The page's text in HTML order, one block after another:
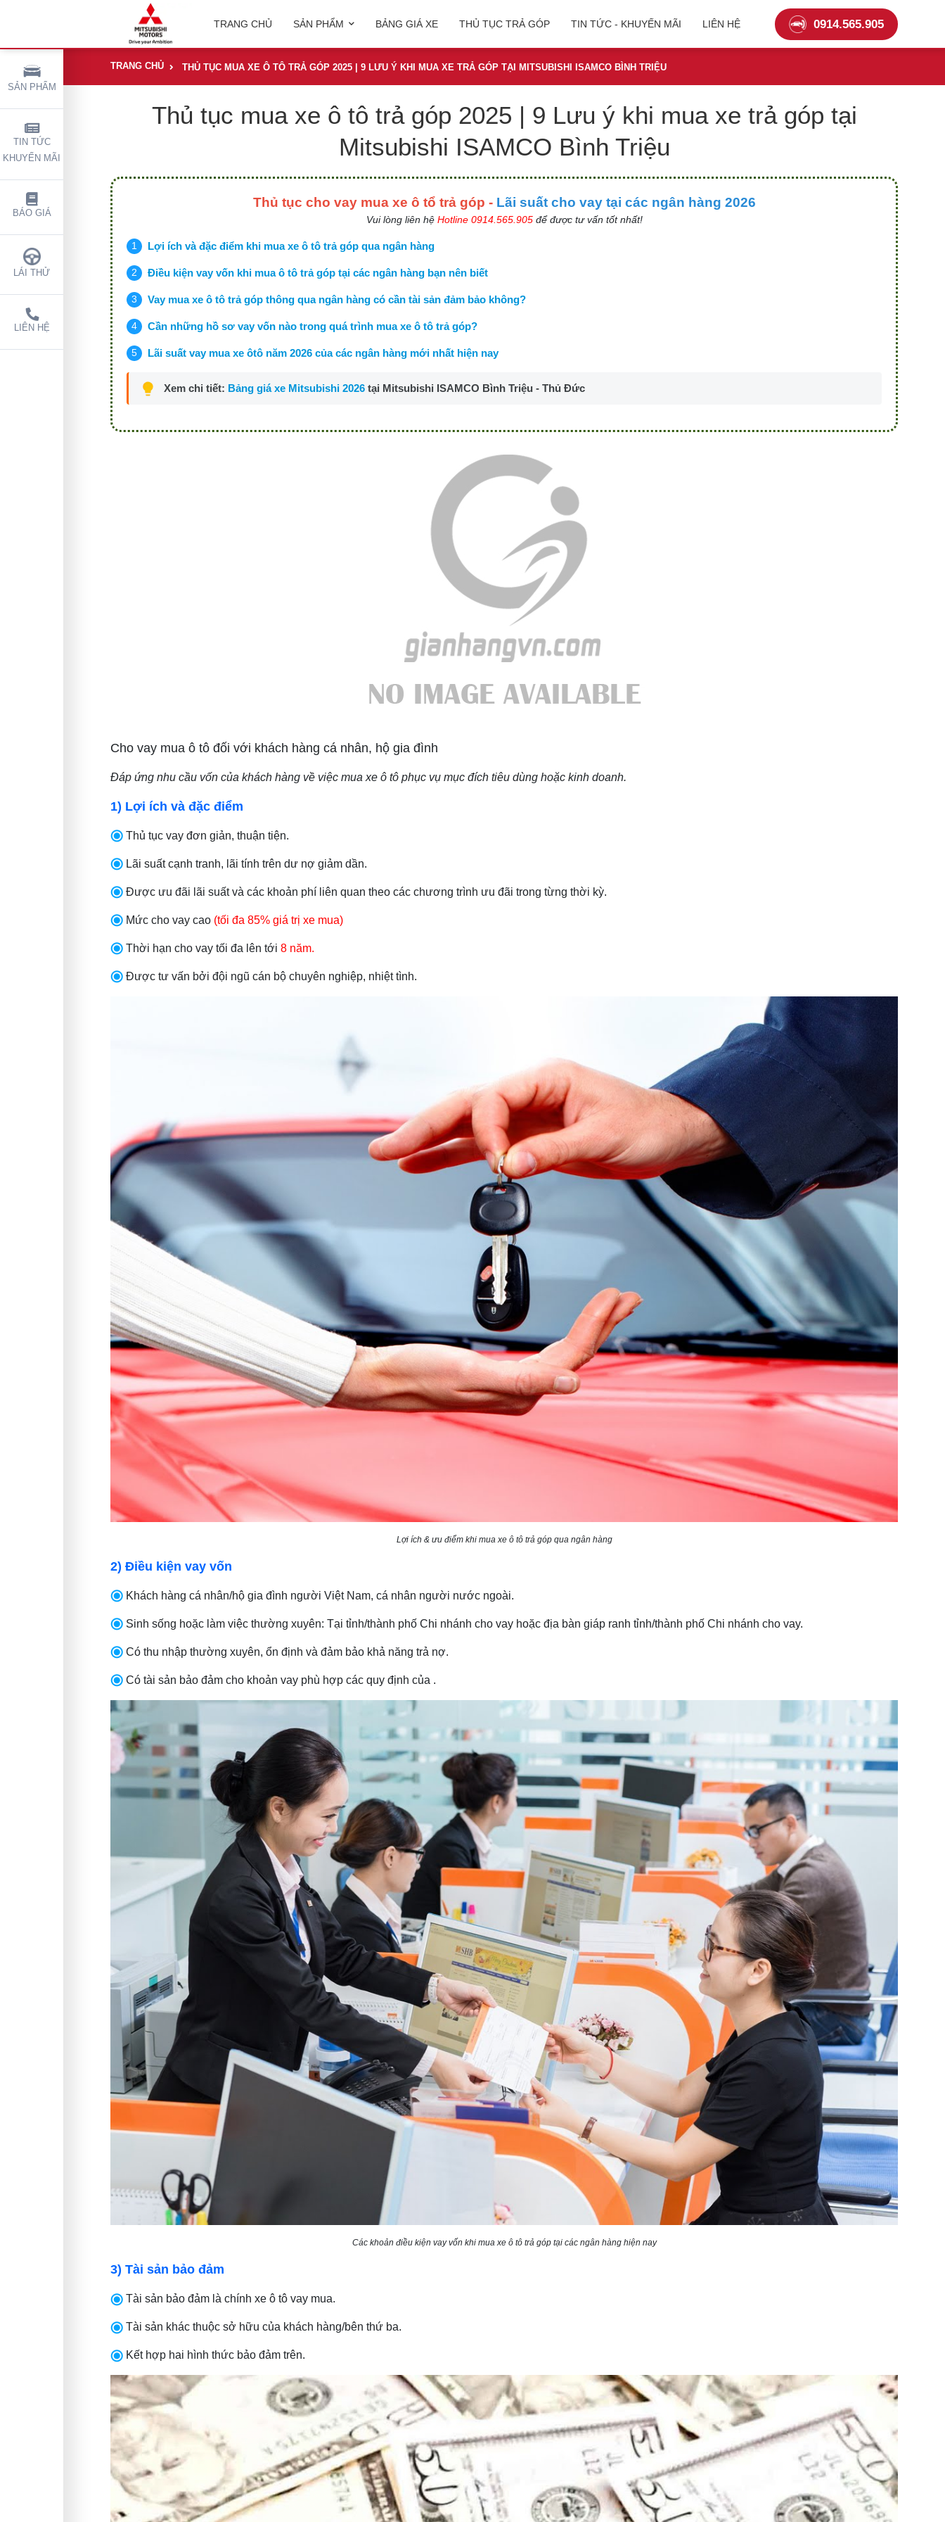
TRANG CHỦ SẢN PHẨM BẢNG GIÁ XE THỦ TỤC TRẢ GÓP TIN TỨC - KHUYẾN MÃI LIÊN HỆ 0914.565.905
TRANG CHỦ THỦ TỤC MUA XE Ô TÔ TRẢ GÓP 2025 | 9 LƯU Ý KHI MUA XE TRẢ GÓP TẠI MITSUBISHI ISAMCO BÌNH TRIỆU
Thủ tục mua xe ô tô trả góp 2025 | 9 Lưu ý khi mua xe trả góp tại
Mitsubishi ISAMCO Bình Triệu
Thủ tục cho vay mua xe ô tổ trả góp - Lãi suất cho vay tại các ngân hàng 2026
Vui lòng liên hệ Hotline 0914.565.905để được tư vấn tốt nhất!
Lợi ích và đặc điểm khi mua xe ô tô trả góp qua ngân hàng
Điều kiện vay vốn khi mua ô tô trả góp tại các ngân hàng bạn nên biết
Vay mua xe ô tô trả góp thông qua ngân hàng có cần tài sản đảm bảo không?
Cần những hồ sơ vay vốn nào trong quá trình mua xe ô tô trả góp?
Lãi suất vay mua xe ôtô năm 2026 của các ngân hàng mới nhất hiện nay
Xem chi tiết: Bảng giá xe Mitsubishi 2026 tại Mitsubishi ISAMCO Bình Triệu - Thủ Đức
Cho vay mua ô tô đối với khách hàng cá nhân, hộ gia đình
Đáp ứng nhu cầu vốn của khách hàng về việc mua xe ô tô phục vụ mục đích tiêu dùng hoặc kinh doanh.
1) Lợi ích và đặc điểm
Thủ tục vay đơn giản, thuận tiện.
Lãi suất cạnh tranh, lãi tính trên dư nợ giảm dần.
Được ưu đãi lãi suất và các khoản phí liên quan theo các chương trình ưu đãi trong từng thời kỳ.
Mức cho vay cao (tối đa 85% giá trị xe mua)
Thời hạn cho vay tối đa lên tới 8 năm.
Được tư vấn bởi đội ngũ cán bộ chuyên nghiệp, nhiệt tình.
Lợi ích & ưu điểm khi mua xe ô tô trả góp qua ngân hàng
2) Điều kiện vay vốn
Khách hàng cá nhân/hộ gia đình người Việt Nam, cá nhân người nước ngoài.
Sinh sống hoặc làm việc thường xuyên: Tại tỉnh/thành phố Chi nhánh cho vay hoặc địa bàn giáp ranh tỉnh/thành phố Chi nhánh cho vay.
Có thu nhập thường xuyên, ổn định và đảm bảo khả năng trả nợ.
Có tài sản bảo đảm cho khoản vay phù hợp các quy định của .
Các khoản điều kiện vay vốn khi mua xe ô tô trả góp tại các ngân hàng hiện nay
3) Tài sản bảo đảm
Tài sản bảo đảm là chính xe ô tô vay mua.
Tài sản khác thuộc sở hữu của khách hàng/bên thứ ba.
Kết hợp hai hình thức bảo đảm trên.
SẢN PHẨM
TIN TỨC
KHUYẾN MÃI
BÁO GIÁ
LÁI THỬ
LIÊN HỆ